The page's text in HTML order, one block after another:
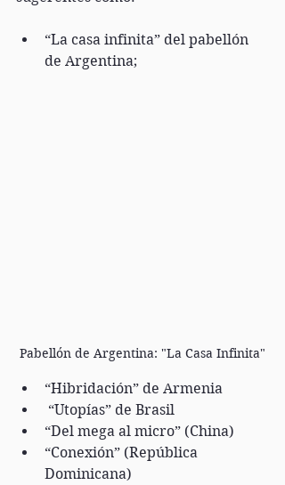
“La casa infinita” del pabellón
de Argentina;
Pabellón de Argentina: "La Casa Infinita"
“Hibridación” de Armenia
“Utopías” de Brasil
“Del mega al micro” (China)
“Conexión” (República
Dominicana)